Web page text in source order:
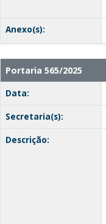
Anexo(s):
Portaria 565/2025
Data:
Secretaria(s):
Descrição: